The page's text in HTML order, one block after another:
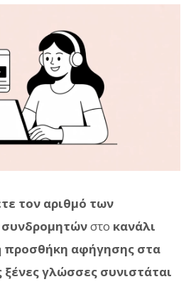
τον αριθμό των
στο κανάλι
προσθήκη αφήγησης στα
ξένες γλώσσες συνιστάται